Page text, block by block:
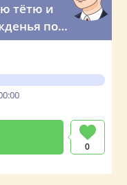
тётю и
по
0